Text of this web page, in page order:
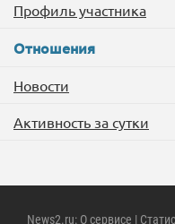
Профиль участника
Отношения
Новости
Активность за сутки
News2.ru: О сервисе |